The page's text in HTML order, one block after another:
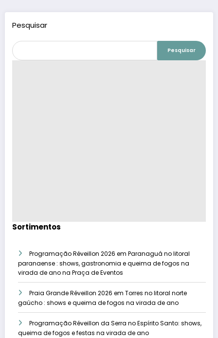
Pesquisar
Pesquisar
Sortimentos
Programação Réveillon 2026 em Paranaguá no litoral
paranaense : shows, gastronomia e queima de fogos na
virada de ano na Praça de Eventos
Praia Grande Réveillon 2026 em Torres no litoral norte
gaúcho : shows e queima de fogos na virada de ano
Programação Réveillon da Serra no Espírito Santo: shows,
queima de fogos e festas na virada de ano